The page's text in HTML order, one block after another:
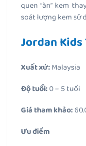
quen “ăn” kem
soát lượng kem sử
Jordan
Xuất xứ:Malaysia
Độ tuổi:0 – 5 tuổi
Giá tham khảo:
Ưu điểm